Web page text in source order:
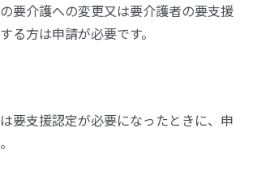
要介護への変更又は要介護者の要支援
る方は申請が必要です。
要支援認定が必要になったときに、申